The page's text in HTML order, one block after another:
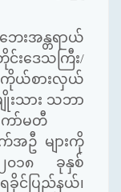
းအန္တရာယ်
းဒေသကြီး/
ကိုယ်စားလှယ်
ျိုးသား သဘာ
ော်မတီ
အဦ များကို
၀၁၈ ခုနှစ်
င်ပြည်နယ်၊